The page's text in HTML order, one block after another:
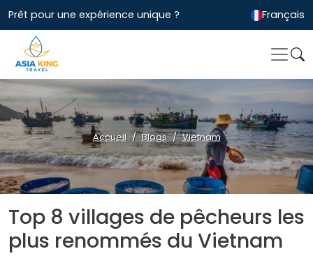
Prêt pour une expérience unique ? Français
Accueil Blogs Vietnam
Top 8 villages de pêcheurs les
plus renommés du Vietnam